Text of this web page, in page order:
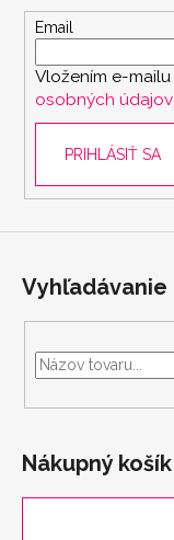
Email
Vložením e-
osobných údajov
PRIHLÁSIŤ SA
Vyhľadávanie
Nákupný košík